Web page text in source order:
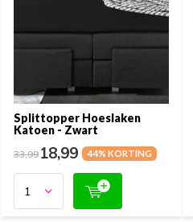
Splittopper Hoeslaken
Katoen - Zwart
33,9918,99 44% KORTING